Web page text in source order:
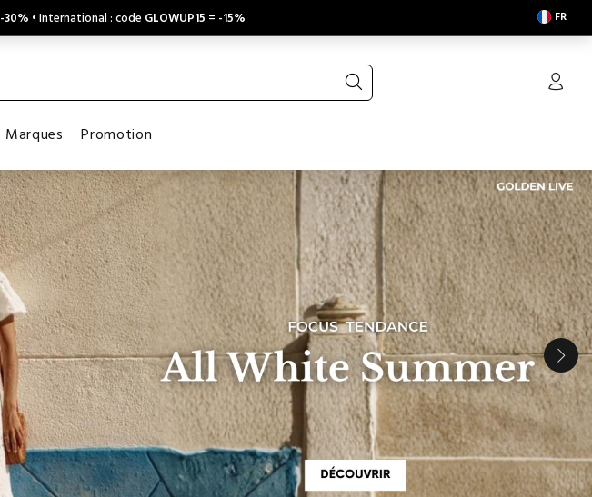
-30% • International : code GLOWUP15 = -15% FR
Marques Promotion